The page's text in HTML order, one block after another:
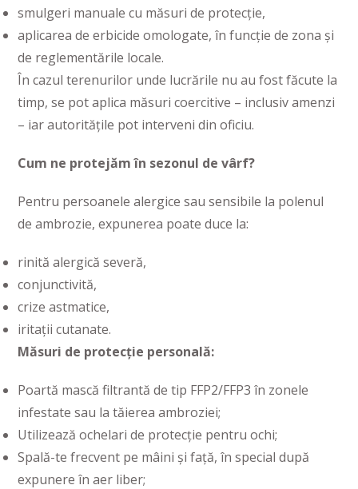
smulgeri manuale cu măsuri de protecție,
aplicarea de erbicide omologate, în funcție de zona și
de reglementările locale.
În cazul terenurilor unde lucrările nu au fost făcute la
timp, se pot aplica măsuri coercitive – inclusiv amenzi
– iar autoritățile pot interveni din oficiu.
Cum ne protejăm în sezonul de vârf?
Pentru persoanele alergice sau sensibile la polenul
de ambrozie, expunerea poate duce la:
rinită alergică severă,
conjunctivită,
crize astmatice,
iritații cutanate.
Măsuri de protecție personală:
Poartă mască filtrantă de tip FFP2/FFP3 în zonele
infestate sau la tăierea ambroziei;
Utilizează ochelari de protecție pentru ochi;
Spală-te frecvent pe mâini și față, în special după
expunere în aer liber;